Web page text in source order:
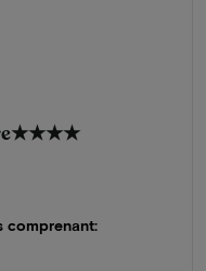
★★★★
comprenant: